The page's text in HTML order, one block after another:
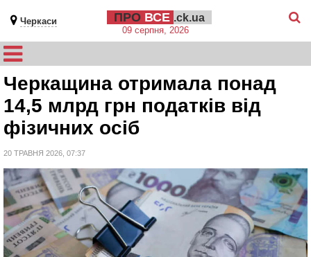
Черкаси ПРО ВСЕ .ck.ua
09 серпня, 2026
Черкащина отримала понад
14,5 млрд грн податків від
фізичних осіб
20 ТРАВНЯ 2026, 07:37